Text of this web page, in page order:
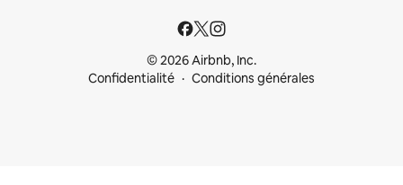
© 2026 Airbnb, Inc.
Confidentialité
Conditions générales